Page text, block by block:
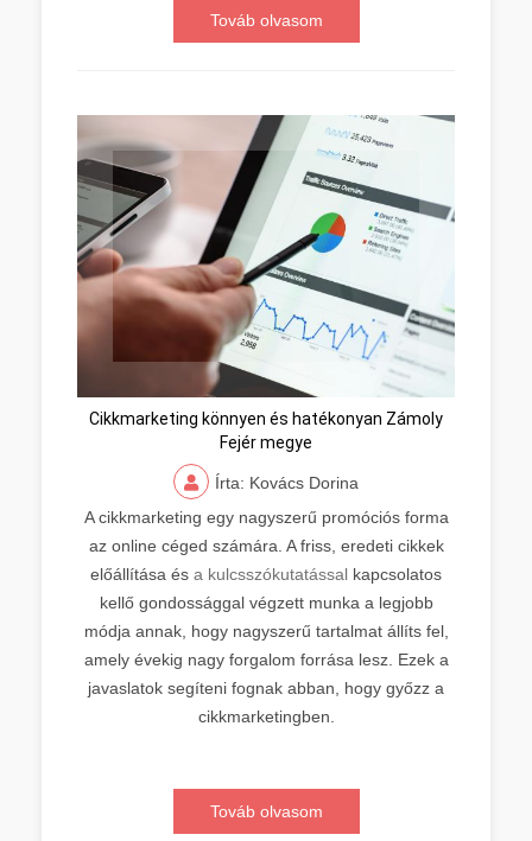
Továb olvasom
Cikkmarketing könnyen és hatékonyan Zámoly
Fejér megye
Írta: Kovács Dorina
A cikkmarketing egy nagyszerű promóciós forma
az online céged számára. A friss, eredeti cikkek
előállítása és a kulcsszókutatással kapcsolatos
kellő gondossággal végzett munka a legjobb
módja annak, hogy nagyszerű tartalmat állíts fel,
amely évekig nagy forgalom forrása lesz. Ezek a
javaslatok segíteni fognak abban, hogy győzz a
cikkmarketingben.
Továb olvasom